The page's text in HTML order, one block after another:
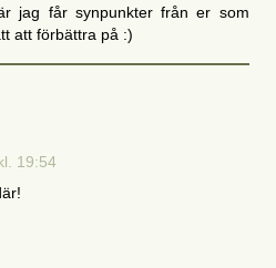
jag får synpunkter från er som
att förbättra på :)
19:54